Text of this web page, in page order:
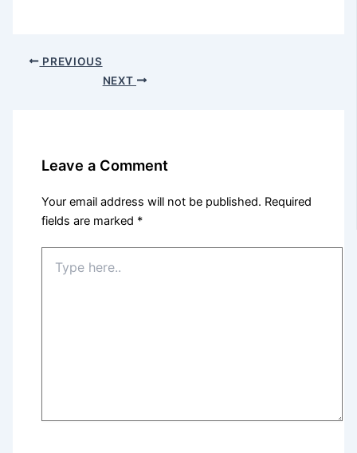
PREVIOUS
NEXT
Leave a Comment
Your email address will not be published. Required
fields are marked *
here..